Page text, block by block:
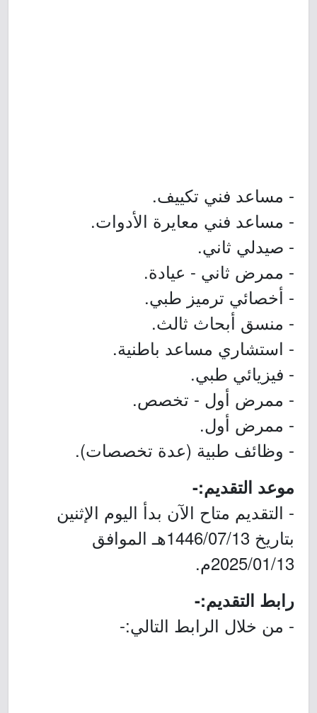
- مساعد فني تكييف.
- مساعد فني معايرة الأدوات.
- صيدلي ثاني.
- ممرض ثاني - عيادة.
- أخصائي ترميز طبي.
- منسق أبحاث ثالث.
- استشاري مساعد باطنية.
- فيزيائي طبي.
- ممرض أول - تخصص.
- ممرض أول.
- وظائف طبية (عدة تخصصات).
موعد التقديم:-
- التقديم متاح الآن بدأ اليوم الإثنين
بتاريخ 1446/07/13هـ الموافق
2025/01/13م.
رابط التقديم:-
- من خلال الرابط التالي:-